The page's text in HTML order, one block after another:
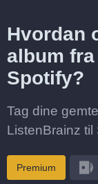
Hvordan
album
Spotify?
Tag dine
ListenBrainz til
Premium